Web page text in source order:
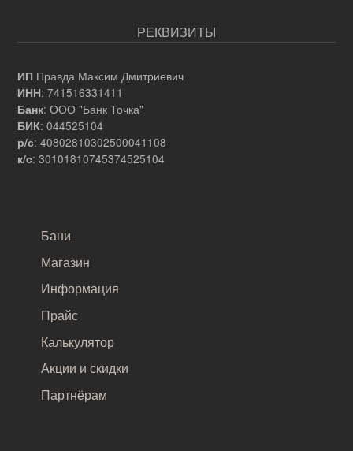
РЕКВИЗИТЫ
ИП Правда Максим Дмитриевич
ИНН: 741516331411
Банк: ООО "Банк Точка"
БИК: 044525104
р/с: 40802810302500041108
к/с: 30101810745374525104
САМОЕ ВАЖНОЕ
Бани
Магазин
Информация
Прайс
Калькулятор
Акции и скидки
Партнёрам